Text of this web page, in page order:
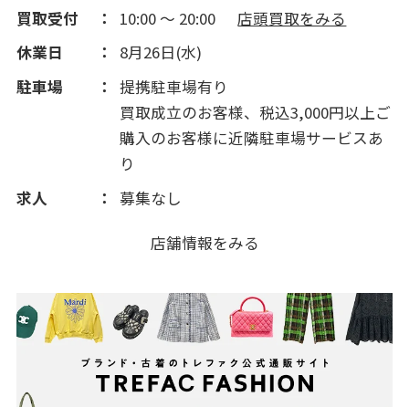
買取受付
10:00 ～ 20:00
店頭買取をみる
休業日
8月26日(水)
駐車場
提携駐車場有り
買取成立のお客様、税込3,000円以上ご
購入のお客様に近隣駐車場サービスあ
り
求人
募集なし
店舗情報をみる